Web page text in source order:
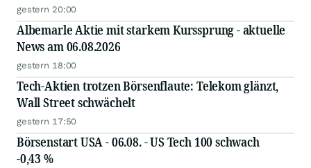
gestern 20:00
Albemarle Aktie mit starkem Kurssprung - aktuelle
News am 06.08.2026
gestern 18:00
Tech-Aktien trotzen Börsenflaute: Telekom glänzt,
Wall Street schwächelt
gestern 17:50
Börsenstart USA - 06.08. - US Tech 100 schwach
-0,43 %